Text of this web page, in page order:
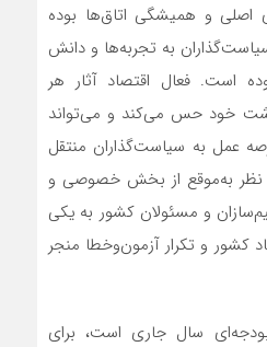
اصلی و همیشگی اتاق‌ها بوده
به تجربه‌ها و دانش
فعال اقتصاد آثار هر
خود حس می‌کند و می‌تواند
عمل به سیاست‌گذاران منتقل
نظر به‌موقع از بخش خصوصی و
و مسئولان کشور به یکی
کشور و تکرار آزمون‌وخطا منجر
سال جاری است، برای